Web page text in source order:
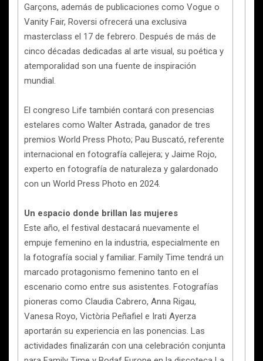
Garçons, además de publicaciones como Vogue o
Vanity Fair, Roversi ofrecerá una exclusiva
masterclass el 17 de febrero. Después de más de
cinco décadas dedicadas al arte visual, su poética y
atemporalidad son una fuente de inspiración
mundial.
El congreso Life también contará con presencias
estelares como Walter Astrada, ganador de tres
premios World Press Photo; Pau Buscató, referente
internacional en fotografía callejera; y Jaime Rojo,
experto en fotografía de naturaleza y galardonado
con un World Press Photo en 2024.
Un espacio donde brillan las mujeres
Este año, el festival destacará nuevamente el
empuje femenino en la industria, especialmente en
la fotografía social y familiar. Family Time tendrá un
marcado protagonismo femenino tanto en el
escenario como entre sus asistentes. Fotografías
pioneras como Claudia Cabrero, Anna Rigau,
Vanesa Royo, Victòria Peñafiel e Irati Ayerza
aportarán su experiencia en las ponencias. Las
actividades finalizarán con una celebración conjunta